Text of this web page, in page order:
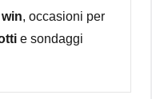
, occasioni per
e sondaggi